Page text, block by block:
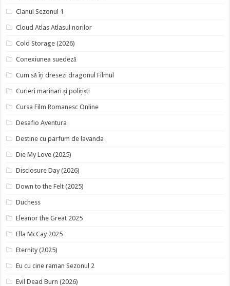
Clanul Sezonul 1
Cloud Atlas Atlasul norilor
Cold Storage (2026)
Conexiunea suedeză
Cum să îți dresezi dragonul Filmul
Curieri marinari și polițiști
Cursa Film Romanesc Online
Desafio Aventura
Destine cu parfum de lavanda
Die My Love (2025)
Disclosure Day (2026)
Down to the Felt (2025)
Duchess
Eleanor the Great 2025
Ella McCay 2025
Eternity (2025)
Eu cu cine raman Sezonul 2
Evil Dead Burn (2026)